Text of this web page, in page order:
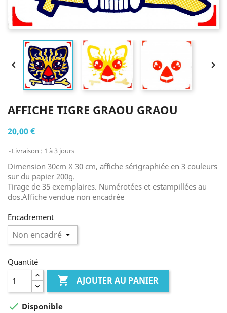
 
AFFICHE TIGRE GRAOU GRAOU
20,00 €
Livraison : 1 à 3 jours
Dimension 30cm X 30 cm, affiche sérigraphiée en 3 couleurs
sur du papier 200g.
Tirage de 35 exemplaires. Numérotées et estampillées au
dos.Affiche vendue non encadrée
Encadrement
Quantité
 AJOUTER AU PANIER
 Disponible